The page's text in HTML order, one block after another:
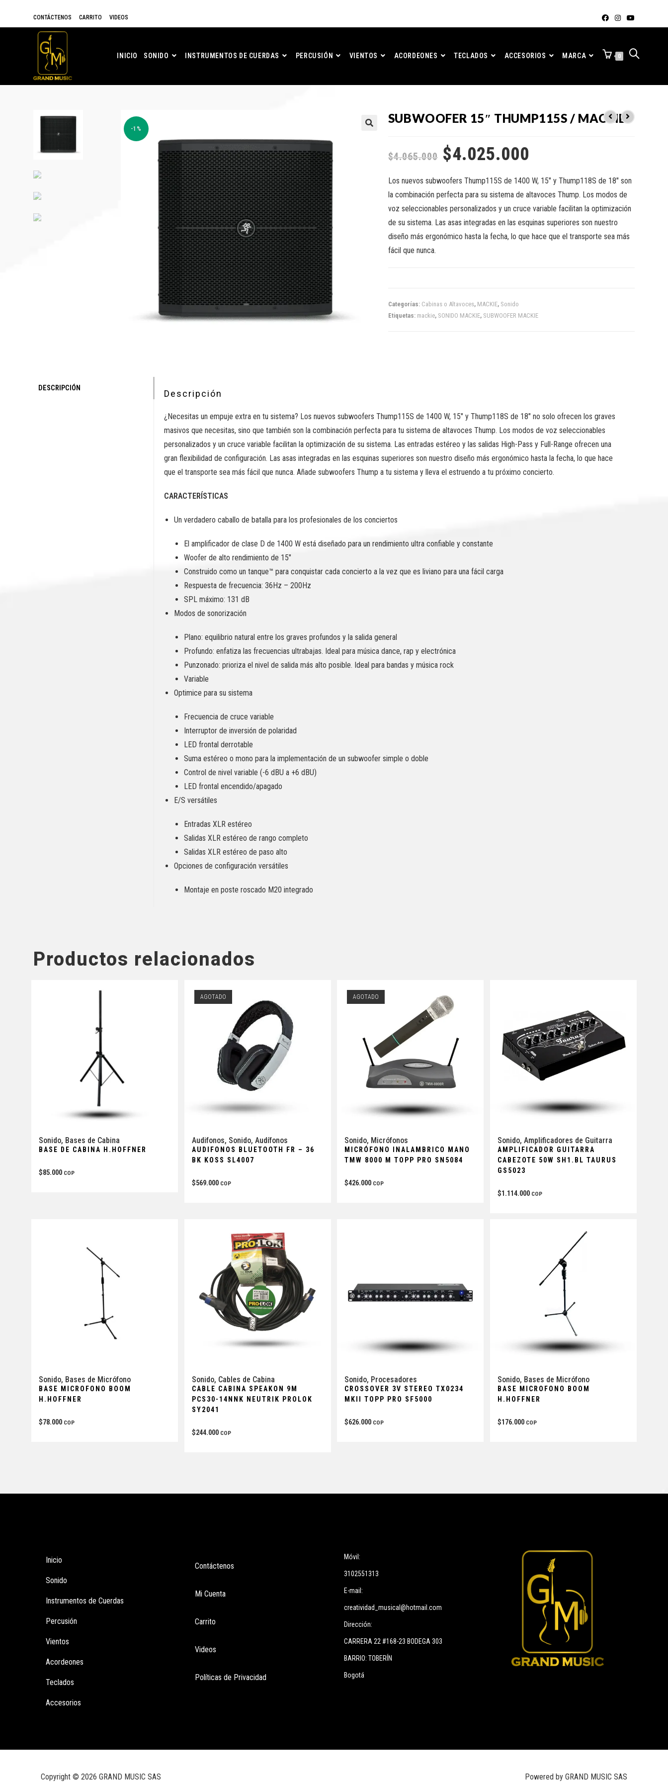
CONTÁCTENOS CARRITO VIDEOS
INICIO SONIDO INSTRUMENTOS DE CUERDAS PERCUSIÓN VIENTOS ACORDEONES TECLADOS ACCESORIOS MARCA 0
-1%
SUBWOOFER 15″ THUMP115S / MACKIE
$4.065.000 $4.025.000
Los nuevos subwoofers Thump115S de 1400 W, 15″ y Thump118S de 18″ son
la combinación perfecta para su sistema de altavoces Thump. Los modos de
voz seleccionables personalizados y un cruce variable facilitan la optimización
de su sistema. Las asas integradas en las esquinas superiores son nuestro
diseño más ergonómico hasta la fecha, lo que hace que el transporte sea más
fácil que nunca.
Categorías: Cabinas o Altavoces, MACKIE, Sonido
Etiquetas: mackie, SONIDO MACKIE, SUBWOOFER MACKIE
DESCRIPCIÓN
Descripción
¿Necesitas un empuje extra en tu sistema? Los nuevos subwoofers Thump115S de 1400 W, 15″ y Thump118S de 18″ no solo ofrecen los graves
masivos que necesitas, sino que también son la combinación perfecta para tu sistema de altavoces Thump. Los modos de voz seleccionables
personalizados y un cruce variable facilitan la optimización de su sistema. Las entradas estéreo y las salidas High-Pass y Full-Range ofrecen una
gran flexibilidad de configuración. Las asas integradas en las esquinas superiores son nuestro diseño más ergonómico hasta la fecha, lo que hace
que el transporte sea más fácil que nunca. Añade subwoofers Thump a tu sistema y lleva el estruendo a tu próximo concierto.
CARACTERÍSTICAS
Un verdadero caballo de batalla para los profesionales de los conciertos
El amplificador de clase D de 1400 W está diseñado para un rendimiento ultra confiable y constante
Woofer de alto rendimiento de 15″
Construido como un tanque™ para conquistar cada concierto a la vez que es liviano para una fácil carga
Respuesta de frecuencia: 36Hz – 200Hz
SPL máximo: 131 dB
Modos de sonorización
Plano: equilibrio natural entre los graves profundos y la salida general
Profundo: enfatiza las frecuencias ultrabajas. Ideal para música dance, rap y electrónica
Punzonado: prioriza el nivel de salida más alto posible. Ideal para bandas y música rock
Variable
Optimice para su sistema
Frecuencia de cruce variable
Interruptor de inversión de polaridad
LED frontal derrotable
Suma estéreo o mono para la implementación de un subwoofer simple o doble
Control de nivel variable (-6 dBU a +6 dBU)
LED frontal encendido/apagado
E/S versátiles
Entradas XLR estéreo
Salidas XLR estéreo de rango completo
Salidas XLR estéreo de paso alto
Opciones de configuración versátiles
Montaje en poste roscado M20 integrado
Productos relacionados
Sonido, Bases de Cabina
BASE DE CABINA H.HOFFNER
$85.000 COP
AGOTADO
Audifonos, Sonido, Audífonos
AUDIFONOS BLUETOOTH FR – 36
BK KOSS SL4007
$569.000 COP
AGOTADO
Sonido, Micrófonos
MICRÓFONO INALAMBRICO MANO
TMW 8000 M TOPP PRO SN5084
$426.000 COP
Sonido, Amplificadores de Guitarra
AMPLIFICADOR GUITARRA
CABEZOTE 50W SH1.BL TAURUS
GS5023
$1.114.000 COP
Sonido, Bases de Micrófono
BASE MICROFONO BOOM
H.HOFFNER
$78.000 COP
Sonido, Cables de Cabina
CABLE CABINA SPEAKON 9M
PCS30-14NNK NEUTRIK PROLOK
SY2041
$244.000 COP
Sonido, Procesadores
CROSSOVER 3V STEREO TX0234
MKII TOPP PRO SF5000
$626.000 COP
Sonido, Bases de Micrófono
BASE MICROFONO BOOM
H.HOFFNER
$176.000 COP
Inicio
Sonido
Instrumentos de Cuerdas
Percusión
Vientos
Acordeones
Teclados
Accesorios
Contáctenos
Mi Cuenta
Carrito
Videos
Políticas de Privacidad
Móvil:
3102551313
E-mail:
creatividad_musical@hotmail.com
Dirección:
CARRERA 22 #168-23 BODEGA 303
BARRIO: TOBERÍN
Bogotá
Copyright © 2026 GRAND MUSIC SAS Powered by GRAND MUSIC SAS